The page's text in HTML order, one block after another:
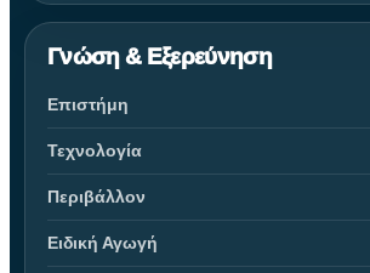
Γνώση & Εξερεύνηση
Επιστήμη
Τεχνολογία
Περιβάλλον
Ειδική Αγωγή